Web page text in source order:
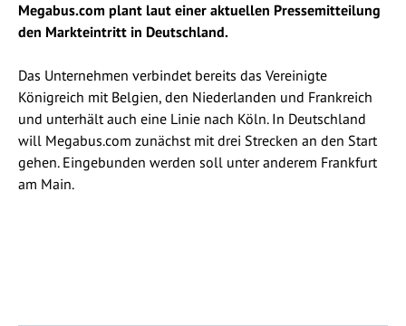
Megabus.com plant laut einer aktuellen Pressemitteilung
den Markteintritt in Deutschland.
Das Unternehmen verbindet bereits das Vereinigte
Königreich mit Belgien, den Niederlanden und Frankreich
und unterhält auch eine Linie nach Köln. In Deutschland
will Megabus.com zunächst mit drei Strecken an den Start
gehen. Eingebunden werden soll unter anderem Frankfurt
am Main.